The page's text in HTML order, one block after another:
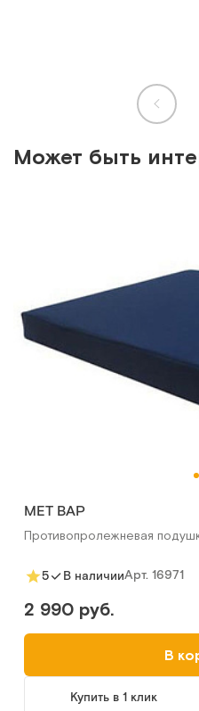
Может быть
MET ВАР
Противопролежневая
5 В наличииАрт. 16971
2 990 руб.
В
Купить в 1 клик